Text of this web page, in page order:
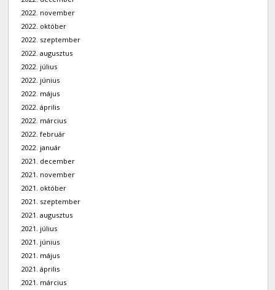
2022. november
2022. október
2022. szeptember
2022. augusztus
2022. július
2022. június
2022. május
2022. április
2022. március
2022. február
2022. január
2021. december
2021. november
2021. október
2021. szeptember
2021. augusztus
2021. július
2021. június
2021. május
2021. április
2021. március